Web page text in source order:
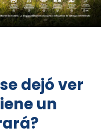
dejó ver
un